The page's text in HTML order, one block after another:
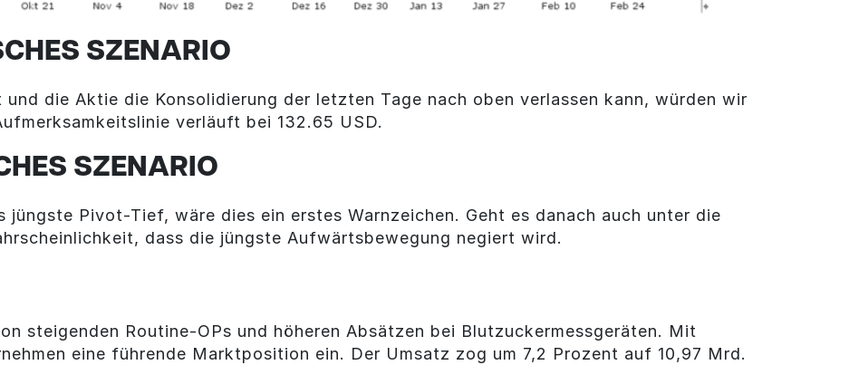
SZENARIO
die Aktie die Konsolidierung der letzten Tage nach oben verlassen kann, würden wir
verläuft bei 132.65 USD.
SZENARIO
jüngste Pivot-Tief, wäre dies ein erstes Warnzeichen. Geht es danach auch unter die
dass die jüngste Aufwärtsbewegung negiert wird.
steigenden Routine-OPs und höheren Absätzen bei Blutzuckermessgeräten. Mit
eine führende Marktposition ein. Der Umsatz zog um 7,2 Prozent auf 10,97 Mrd.